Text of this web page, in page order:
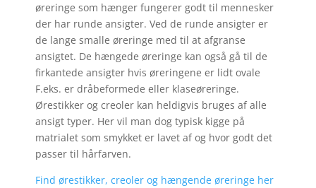
øreringe som hænger fungerer godt til mennesker
der har runde ansigter. Ved de runde ansigter er
de lange smalle øreringe med til at afgranse
ansigtet. De hængede øreringe kan også gå til de
firkantede ansigter hvis øreringene er lidt ovale
F.eks. er dråbeformede eller klaseøreringe.
Ørestikker og creoler kan heldigvis bruges af alle
ansigt typer. Her vil man dog typisk kigge på
matrialet som smykket er lavet af og hvor godt det
passer til hårfarven.
Find ørestikker, creoler og hængende øreringe her